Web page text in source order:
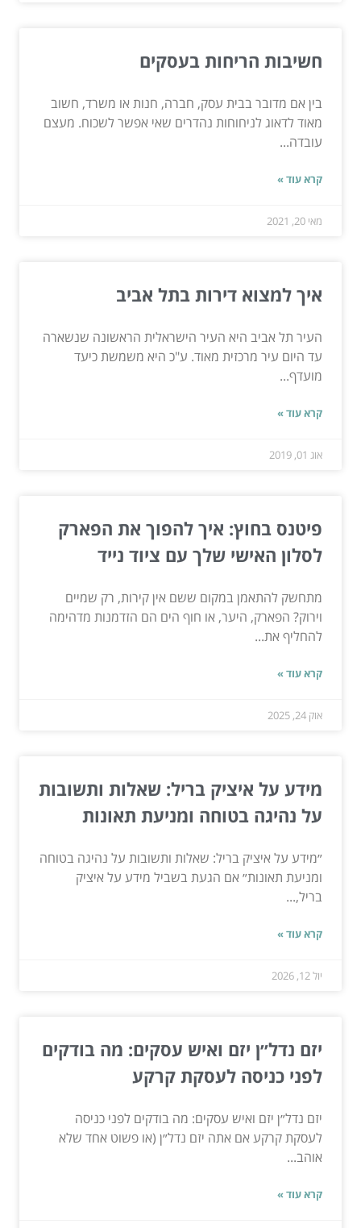
חשיבות הריחות בעסקים
בין אם מדובר בבית עסק, חברה, חנות או משרד, חשוב
מאוד לדאוג לניחוחות נהדרים שאי אפשר לשכוח. מעצם
עובדה...
קרא עוד »
מאי 20, 2021
איך למצוא דירות בתל אביב
העיר תל אביב היא העיר הישראלית הראשונה שנשארה
עד היום עיר מרכזית מאוד. ע"כ היא משמשת כיעד
מועדף...
קרא עוד »
אוג 01, 2019
פיטנס בחוץ: איך להפוך את הפארק
לסלון האישי שלך עם ציוד נייד
מתחשק להתאמן במקום ששם אין קירות, רק שמיים
וירוק? הפארק, היער, או חוף הים הם הזדמנות מדהימה
להחליף את...
קרא עוד »
אוק 24, 2025
מידע על איציק בריל: שאלות ותשובות
על נהיגה בטוחה ומניעת תאונות
״מידע על איציק בריל: שאלות ותשובות על נהיגה בטוחה
ומניעת תאונות״ אם הגעת בשביל מידע על איציק
בריל,...
קרא עוד »
יול 12, 2026
יזם נדל״ן יזם ואיש עסקים: מה בודקים
לפני כניסה לעסקת קרקע
יזם נדל״ן יזם ואיש עסקים: מה בודקים לפני כניסה
לעסקת קרקע אם אתה יזם נדל״ן (או פשוט אחד שלא
אוהב...
קרא עוד »